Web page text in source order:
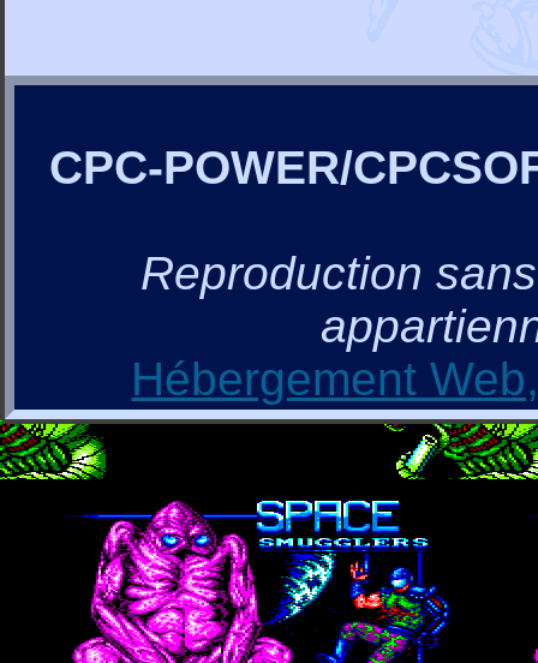
CPC-POWER/
Reproduction
Hébergement